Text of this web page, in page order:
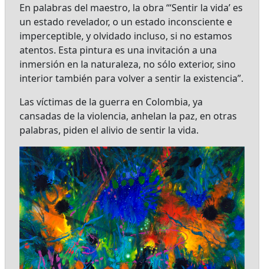
En palabras del maestro, la obra “‘Sentir la vida’ es
un estado revelador, o un estado inconsciente e
imperceptible, y olvidado incluso, si no estamos
atentos. Esta pintura es una invitación a una
inmersión en la naturaleza, no sólo exterior, sino
interior también para volver a sentir la existencia”.
Las víctimas de la guerra en Colombia, ya
cansadas de la violencia, anhelan la paz, en otras
palabras, piden el alivio de sentir la vida.